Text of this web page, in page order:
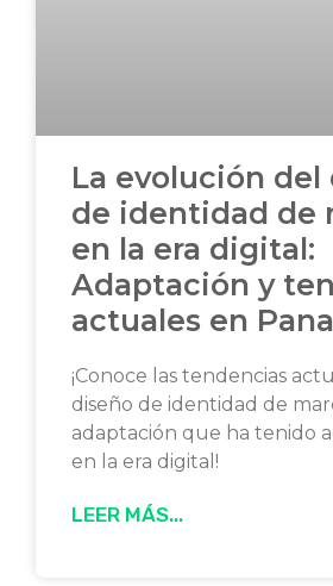
La evolución del
de identidad de
en la era digital:
Adaptación y
actuales en
¡Conoce las tendencias
diseño de identidad de
adaptación que ha tenido
en la era digital!
LEER MÁS...